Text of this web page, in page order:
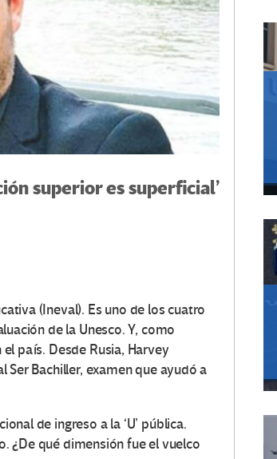
superior es superficial’
(Ineval). Es uno de los cuatro
de la Unesco. Y, como
país. Desde Rusia, Harvey
Bachiller, examen que ayudó a
de ingreso a la ‘U’ pública.
¿De qué dimensión fue el vuelco